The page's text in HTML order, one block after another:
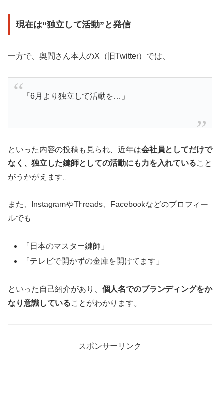
現在は“独立して活動”と発信
一方で、奥間さん本人のX（旧Twitter）では、
「6月より独立して活動を…」
といった内容の投稿も見られ、近年は会社員としてだけで
なく、独立した鍵師としての活動にも力を入れていること
がうかがえます。
また、InstagramやThreads、Facebookなどのプロフィー
ルでも
「日本のマスター鍵師」
「テレビで開かずの金庫を開けてます」
といった自己紹介があり、 個人名でのブランディングをか
なり意識していることがわかります。
スポンサーリンク